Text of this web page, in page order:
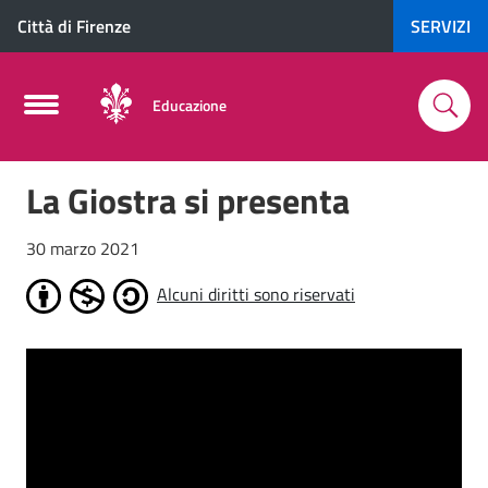
Città di Firenze SERVIZI
Educazione
La Giostra si presenta
30 marzo 2021
Alcuni diritti sono riservati